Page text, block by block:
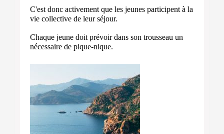
C'est donc activement que les jeunes participent à la
vie collective de leur séjour.
Chaque jeune doit prévoir dans son trousseau un
nécessaire de pique-nique.